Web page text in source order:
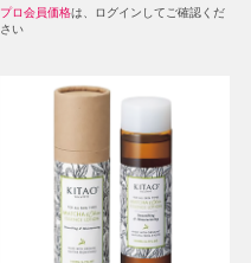
プロ会員価格は、ログインしてご確認くだ
さい